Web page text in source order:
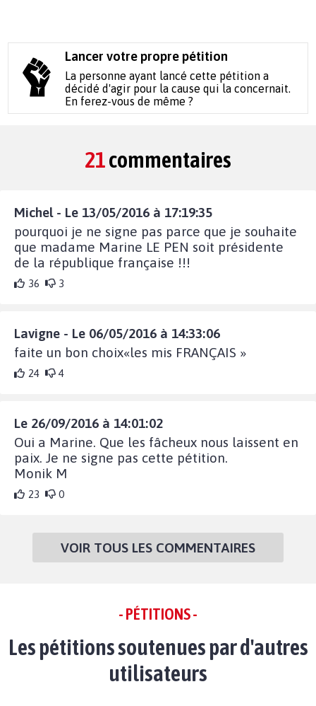
Lancer votre propre pétition
La personne ayant lancé cette pétition a
décidé d'agir pour la cause qui la concernait.
En ferez-vous de même ?
21commentaires
Michel - Le 13/05/2016 à 17:19:35
pourquoi je ne signe pas parce que je souhaite
que madame Marine LE PEN soit présidente
de la république française !!!
36 3
Lavigne - Le 06/05/2016 à 14:33:06
faite un bon choix«les mis FRANÇAIS »
24 4
Le 26/09/2016 à 14:01:02
Oui a Marine. Que les fâcheux nous laissent en
paix. Je ne signe pas cette pétition.
Monik M
23 0
VOIR TOUS LES COMMENTAIRES
- PÉTITIONS -
Les pétitions soutenues par d'autres
utilisateurs